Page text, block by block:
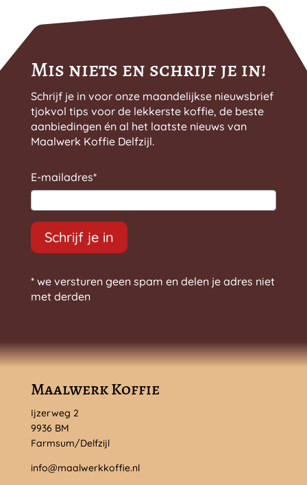
€ 10,99
Mis niets en schrijf je in!
Schrijf je in voor onze maandelijkse nieuwsbrief
tjokvol tips voor de lekkerste koffie, de beste
aanbiedingen én al het laatste nieuws van
Maalwerk Koffie Delfzijl.
E-mailadres*
Schrijf je in
* we versturen geen spam en delen je adres niet
met derden
Maalwerk Koffie
Ijzerweg 2
9936 BM
Farmsum/Delfzijl
info@maalwerkkoffie.nl